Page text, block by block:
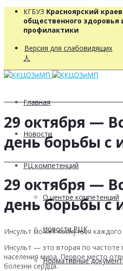
КГБУЗ Красноярский
общественного
профилактики
Версия для слабовидящих
人
Главная
Новости
РЦ компетенций
О центре компетенций
Новости РЦК
Нормативные
29 октября —
день борьбы с
29 октября —
день борьбы с
Инсульт может коснуться каждого
Инсульт — это вторая по частоте
населения мира. Первое место
болезни сердца.